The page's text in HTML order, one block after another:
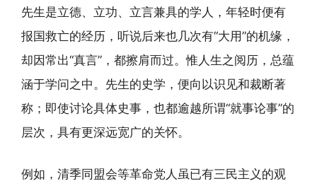
先生是立德、立功、立言兼具的学人，年轻时便有
报国救亡的经历，听说后来也几次有“大用”的机缘，
却因常出“真言”，都擦肩而过。惟人生之阅历，总蕴
涵于学问之中。先生的史学，便向以识见和裁断著
称；即使讨论具体史事，也都逾越所谓“就事论事”的
层次，具有更深远宽广的关怀。
例如，清季同盟会等革命党人虽已有三民主义的观